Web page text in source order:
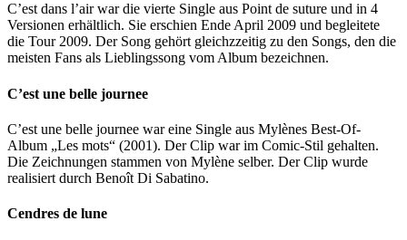
C’est dans l’air war die vierte Single aus Point de suture und in 4
Versionen erhältlich. Sie erschien Ende April 2009 und begleitete
die Tour 2009. Der Song gehört gleichzzeitig zu den Songs, den die
meisten Fans als Lieblingssong vom Album bezeichnen.
C’est une belle journee
C’est une belle journee war eine Single aus Mylènes Best-Of-
Album „Les mots“ (2001). Der Clip war im Comic-Stil gehalten.
Die Zeichnungen stammen von Mylène selber. Der Clip wurde
realisiert durch Benoît Di Sabatino.
Cendres de lune